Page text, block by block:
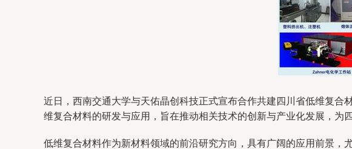
近日，西南交通大学与天佑晶创科技正式宣布合作共建四川省低维复
维复合材料的研发与应用，旨在推动相关技术的创新与产业化发展，为
低维复合材料作为新材料领域的前沿研究方向，具有广阔的应用前景